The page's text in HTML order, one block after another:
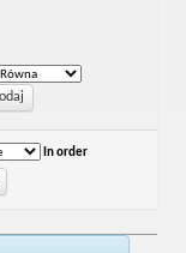
In order